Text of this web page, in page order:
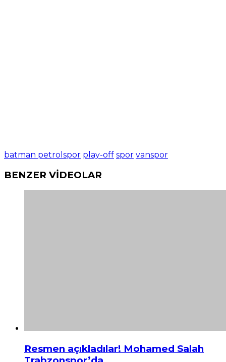
batman petrolspor play-off spor vanspor
BENZER VİDEOLAR
Resmen açıkladılar! Mohamed Salah